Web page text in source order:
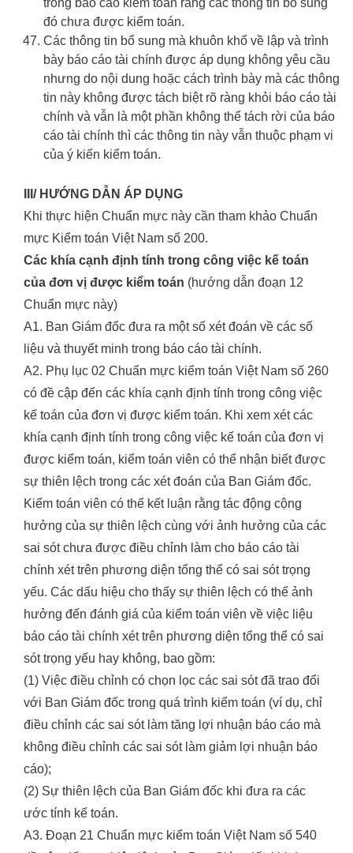
trong báo cáo kiểm toán rằng các thông tin bổ sung
đó chưa được kiểm toán.
Các thông tin bổ sung mà khuôn khổ về lập và trình
bày báo cáo tài chính được áp dụng không yêu cầu
nhưng do nội dung hoặc cách trình bày mà các thông
tin này không được tách biệt rõ ràng khỏi báo cáo tài
chính và vẫn là một phần không thể tách rời của báo
cáo tài chính thì các thông tin này vẫn thuộc phạm vi
của ý kiến kiểm toán.
III/ HƯỚNG DẪN ÁP DỤNG
Khi thực hiện Chuẩn mực này cần tham khảo Chuẩn
mực Kiểm toán Việt Nam số 200.
Các khía cạnh định tính trong công việc kế toán
của đơn vị được kiểm toán (hướng dẫn đoạn 12
Chuẩn mực này)
A1. Ban Giám đốc đưa ra một số xét đoán về các số
liệu và thuyết minh trong báo cáo tài chính.
A2. Phụ lục 02 Chuẩn mực kiểm toán Việt Nam số 260
có đề cập đến các khía cạnh định tính trong công việc
kế toán của đơn vị được kiểm toán. Khi xem xét các
khía cạnh định tính trong công việc kế toán của đơn vị
được kiểm toán, kiểm toán viên có thể nhận biết được
sự thiên lệch trong các xét đoán của Ban Giám đốc.
Kiểm toán viên có thể kết luận rằng tác động cộng
hưởng của sự thiên lệch cùng với ảnh hưởng của các
sai sót chưa được điều chỉnh làm cho báo cáo tài
chính xét trên phương diện tổng thể có sai sót trọng
yếu. Các dấu hiệu cho thấy sự thiên lệch có thể ảnh
hưởng đến đánh giá của kiểm toán viên về việc liệu
báo cáo tài chính xét trên phương diện tổng thể có sai
sót trọng yếu hay không, bao gồm:
(1) Việc điều chỉnh có chọn lọc các sai sót đã trao đổi
với Ban Giám đốc trong quá trình kiểm toán (ví dụ, chỉ
điều chỉnh các sai sót làm tăng lợi nhuận báo cáo mà
không điều chỉnh các sai sót làm giảm lợi nhuận báo
cáo);
(2) Sự thiên lệch của Ban Giám đốc khi đưa ra các
ước tính kế toán.
A3. Đoạn 21 Chuẩn mực kiểm toán Việt Nam số 540